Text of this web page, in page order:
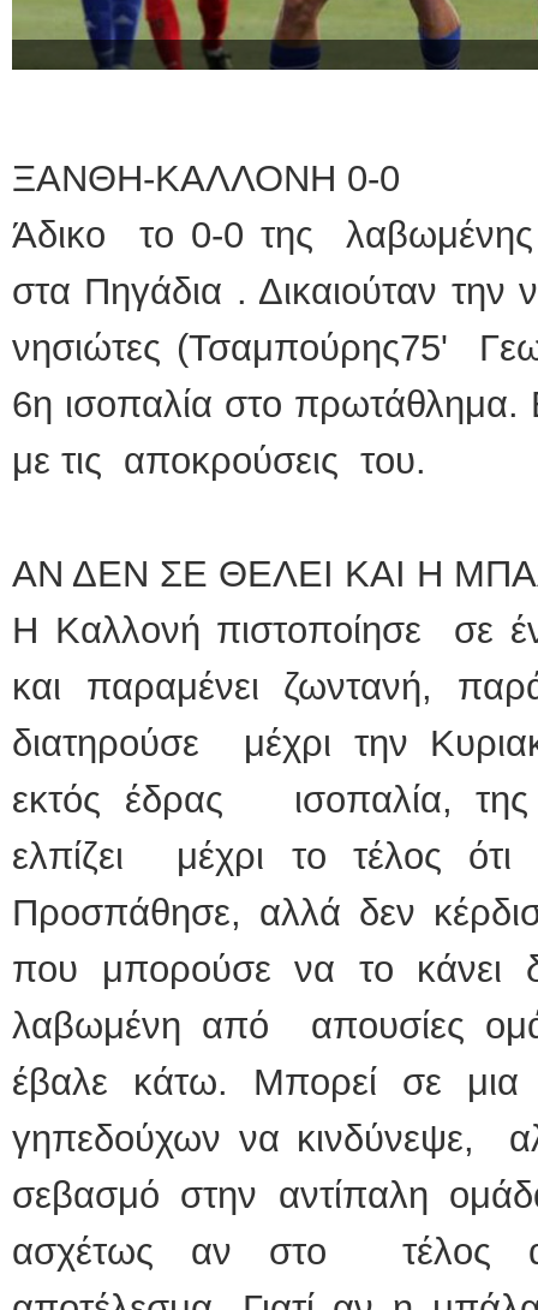
ΞΑΝΘΗ-ΚΑΛΛΟΝΗ 0-0
Άδικο το 0-0 της
στα Πηγάδια . Δικαιούταν την
νησιώτες (Τσαμπούρης75'
6η ισοπαλία στο πρωτάθλημα.
με τις αποκρούσεις του.
ΑΝ ΔΕΝ ΣΕ ΘΕΛΕΙ ΚΑΙ Η
Η Καλλονή πιστοποίησε σε
και παραμένει ζωντανή,
διατηρούσε μέχρι την
εκτός έδρας ισοπαλία,
ελπίζει μέχρι το τέλος
Προσπάθησε, αλλά δεν
που μπορούσε να το κάνει
λαβωμένη από απουσίες
έβαλε κάτω. Μπορεί σε
γηπεδούχων να κινδύνεψε,
σεβασμό στην αντίπαλη
ασχέτως αν στο τέλος